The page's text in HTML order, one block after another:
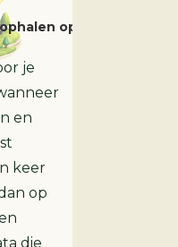
op
je
en
keer
op
die